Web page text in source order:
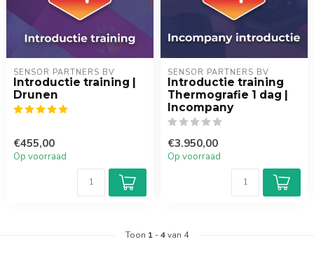
SENSOR PARTNERS BV
Introductie training |
Drunen
€455,00
Op voorraad
SENSOR PARTNERS BV
Introductie training
Thermografie 1 dag |
Incompany
€3.950,00
Op voorraad
Toon 1 -4van 4